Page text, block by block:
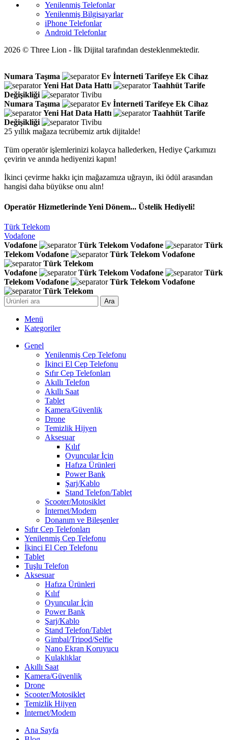
Yenilenmiş Telefonlar
Yenilenmiş Bilgisayarlar
iPhone Telefonlar
Android Telefonlar
2026 © Three Lion - İlk Dijital tarafından desteklenmektedir.
Numara Taşıma Ev İnterneti Tarifeye Ek Cihaz
Yeni Hat Data Hattı Taahhüt Tarife
Değişikliği
Tivibu
Numara Taşıma
Ev İnterneti Tarifeye Ek Cihaz
Yeni Hat Data Hattı Taahhüt Tarife
Değişikliği
Tivibu
25 yıllık mağaza tecrübemiz artık dijitalde!
Tüm operatör işlemlerinizi kolayca hallederken, Hediye Çarkımızı
çevirin ve anında hediyenizi kapın!
İkinci çevirme hakkı için mağazamıza uğrayın, iki ödül arasından
hangisi daha büyükse onu alın!
Operatör Hizmetlerinde Yeni Dönem... Üstelik Hediyeli!
Türk Telekom
Vodafone
Vodafone
Türk Telekom Vodafone
Türk
Telekom Vodafone Türk Telekom Vodafone
Türk Telekom
Vodafone
Türk Telekom Vodafone
Türk
Telekom Vodafone Türk Telekom Vodafone
Türk Telekom
Ara
Menü
Kategoriler
Genel
Yenilenmiş Cep Telefonu
İkinci El Cep Telefonu
Sıfır Cep Telefonları
Akıllı Telefon
Akıllı Saat
Tablet
Kamera/Güvenlik
Drone
Temizlik Hijyen
Aksesuar
Kılıf
Oyuncular İçin
Hafıza Ürünleri
Power Bank
Şarj/Kablo
Stand Telefon/Tablet
Scooter/Motosiklet
İnternet/Modem
Donanım ve Bileşenler
Sıfır Cep Telefonları
Yenilenmiş Cep Telefonu
İkinci El Cep Telefonu
Tablet
Tuşlu Telefon
Aksesuar
Hafıza Ürünleri
Kılıf
Oyuncular İçin
Power Bank
Şarj/Kablo
Stand Telefon/Tablet
Gimbal/Tripod/Selfie
Nano Ekran Koruyucu
Kulaklıklar
Akıllı Saat
Kamera/Güvenlik
Drone
Scooter/Motosiklet
Temizlik Hijyen
İnternet/Modem
Ana Sayfa